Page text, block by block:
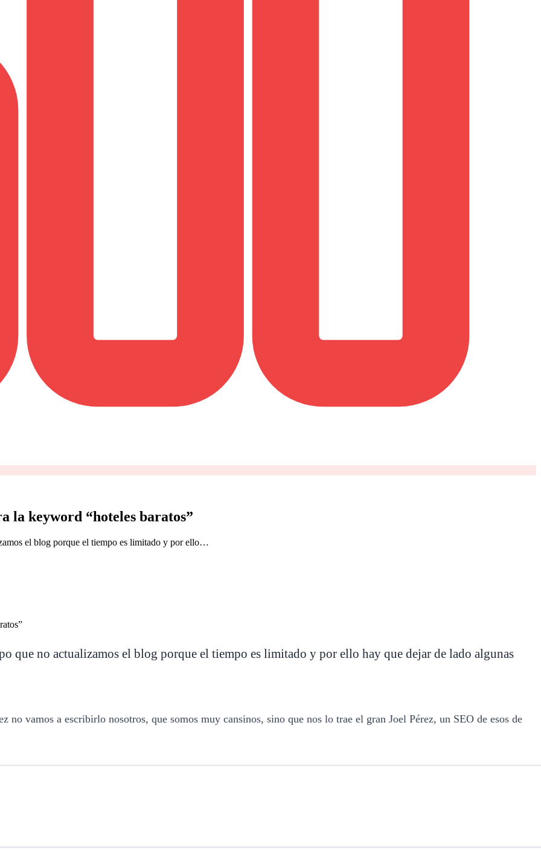
la keyword “hoteles baratos”
el blog porque el tiempo es limitado y por ello…
que no actualizamos el blog porque el tiempo es limitado y por ello hay que dejar de lado algunas
no vamos a escribirlo nosotros, que somos muy cansinos, sino que nos lo trae el gran Joel Pérez, un SEO de esos de